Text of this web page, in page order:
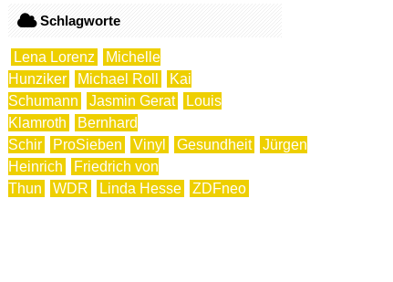
Schlagworte
Lena Lorenz
Michelle
Hunziker
Michael Roll
Kai
Schumann
Jasmin Gerat
Louis
Klamroth
Bernhard
Schir
ProSieben Vinyl Gesundheit
Jürgen
Heinrich
Friedrich von
Thun
WDR Linda Hesse ZDFneo